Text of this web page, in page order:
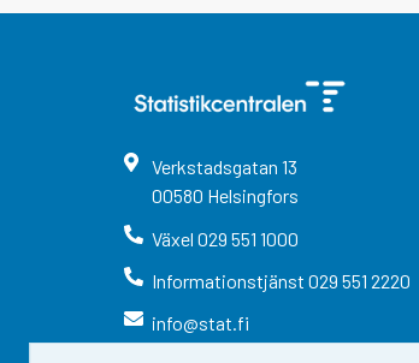
Verkstadsgatan 13
00580 Helsingfors
Växel 029 551 1000
Informationstjänst 029 551 2220
info@stat.fi